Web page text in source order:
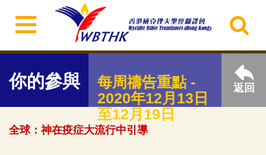
你的參與
每周禱告重點 -
2020年12月13日
至12月19日
返回
全球：神在疫症大流行中引導